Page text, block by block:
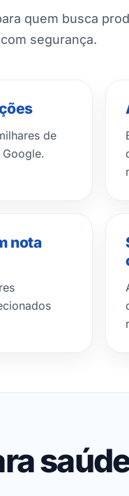
quem busca
segurança.
de
nota